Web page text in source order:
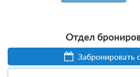
Отдел
Забронировать